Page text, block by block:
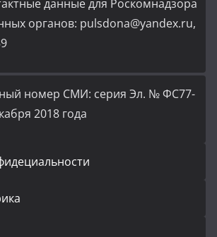
данные для Роскомнадзора
органов: pulsdona@yandex.ru,
номер СМИ: серия Эл. № ФС77-
2018 года